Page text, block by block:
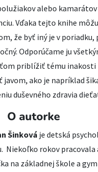
alebo kamarátov
Vďaka tejto knihe
že byť iný je v poriadku,
Odporúčame ju
priblížiť tému inakosti
javom, ako je napríklad
duševného zdravia
O autorke
Šinková je detská
Niekoľko rokov pracovala
na základnej škole a